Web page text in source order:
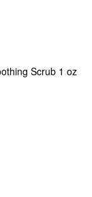
Scrub 1 oz